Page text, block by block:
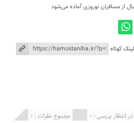
از مسافران نوروزی آماده می‌شود
لینک کوتاه
مجموع نظرات : 0 در انتظار بررسی : 0